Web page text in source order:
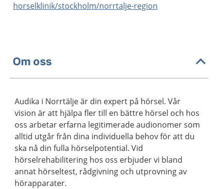
horselklinik/stockholm/norrtalje-region
Om oss
Audika i Norrtälje är din expert på hörsel. Vår
vision är att hjälpa fler till en bättre hörsel och hos
oss arbetar erfarna legitimerade audionomer som
alltid utgår från dina individuella behov för att du
ska nå din fulla hörselpotential. Vid
hörselrehabilitering hos oss erbjuder vi bland
annat hörseltest, rådgivning och utprovning av
hörapparater.